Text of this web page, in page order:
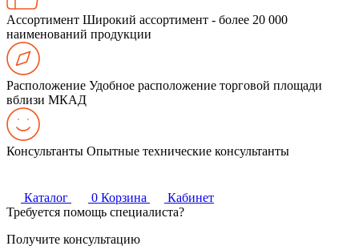
Ассортимент Широкий ассортимент - более 20 000
наименований продукции
Расположение Удобное расположение торговой площади
вблизи МКАД
Консультанты Опытные технические консультанты
Каталог 0 Корзина
Кабинет
Требуется помощь специалиста?
Получите консультацию